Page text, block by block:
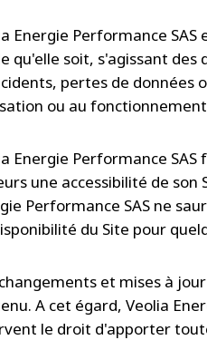
Energie Performance
qu'elle soit, s'agissant
pertes de données
ou au
Energie Performance
une accessibilité de
Performance SAS ne
du Site pour
et mises à
A cet égard, Veolia
le droit d'apporter